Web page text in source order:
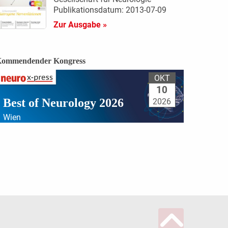
Publikationsdatum: 2013-07-09
Zur Ausgabe »
Kongress
Best of Neurology 2026
Wien
OKT
10
2026